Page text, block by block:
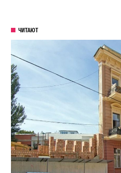
ЧИТАЮТ